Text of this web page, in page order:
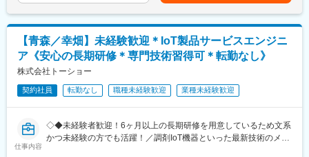
・入社直後～2週間 ： OJT形式で、薬の種類や成分など基礎知識
を身につけます。
・入社2週間～1カ月 ： 先輩社員に同行し、仕事の流れを学びま
す。「会話のコツ」や「商品のご案内方法」といった実践的なス
キルを習得します。
・入社1カ月以降 ： 慣れてきたら独り立ち。既存のお客様をメイ
ンに訪問します。
売者資格を取得していただきます。社内の合格率は90％となって
おり、研修を含めて会社が全面的にサポートします。
【青森／幸畑】未経験歓迎＊IoT製品サービスエンジニ
ア《安心の長期研修＊専門技術習得可＊転勤なし》
株式会社トーショー
契約社員 転勤なし 職種未経験歓迎 業種未経験歓迎
仕事内容
◇◆未経験者歓迎！6ヶ月以上の長期研修を用意しているため文系
かつ未経験の方でも活躍！／調剤IoT機器といった最新技術のメン